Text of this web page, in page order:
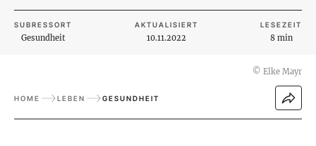
SUBRESSORT
Gesundheit
AKTUALISIERT
10.11.2022
LESEZEIT
8 min
© Elke Mayr
HOME LEBEN GESUNDHEIT